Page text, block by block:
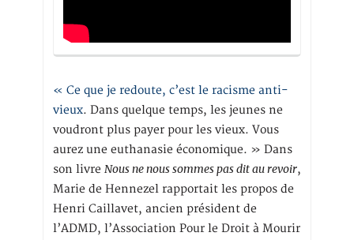
« Ce que je redoute, c’est le racisme anti-
vieux. Dans quelque temps, les jeunes ne
voudront plus payer pour les vieux. Vous
aurez une euthanasie économique. » Dans
son livre Nous ne nous sommes pas dit au revoir,
Marie de Hennezel rapportait les propos de
Henri Caillavet, ancien président de
l’ADMD, l’Association Pour le Droit à Mourir